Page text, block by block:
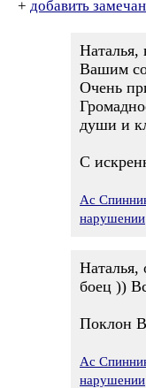
+ добавить
Наталья,
Вашим
Очень
души и
С
Ас
нарушении
Наталья,
боец ))
Поклон
Ас
нарушении